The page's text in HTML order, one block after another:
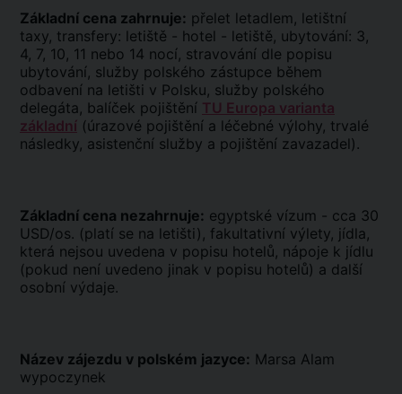
Základní cena zahrnuje: přelet letadlem, letištní
taxy, transfery: letiště - hotel - letiště, ubytování: 3,
4, 7, 10, 11 nebo 14 nocí, stravování dle popisu
ubytování, služby polského zástupce během
odbavení na letišti v Polsku, služby polského
delegáta, balíček pojištění TU Europa varianta
základní (úrazové pojištění a léčebné výlohy, trvalé
následky, asistenční služby a pojištění zavazadel).
Základní cena nezahrnuje: egyptské vízum - cca 30
USD/os. (platí se na letišti), fakultativní výlety, jídla,
která nejsou uvedena v popisu hotelů, nápoje k jídlu
(pokud není uvedeno jinak v popisu hotelů) a další
osobní výdaje.
Název zájezdu v polském jazyce: Marsa Alam
wypoczynek